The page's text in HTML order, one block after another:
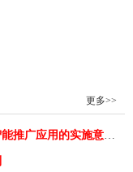
更多>>